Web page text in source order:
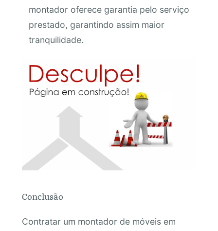
montador oferece garantia pelo serviço
prestado, garantindo assim maior
tranquilidade.
Conclusão
Contratar um montador de móveis em